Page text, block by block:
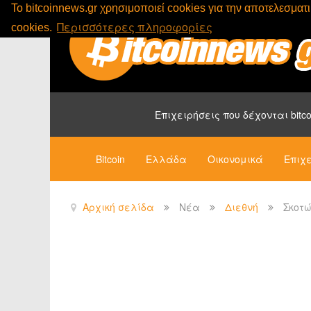
To bitcoinnews.gr χρησιμοποιεί cookies για την
cookies. Περισσότερες πληροφορίες
Επιχειρήσεις που δέχονται
Bitcoin Ελλάδα Οικονομικά
Αρχική σελίδα Νέα Διεθνή